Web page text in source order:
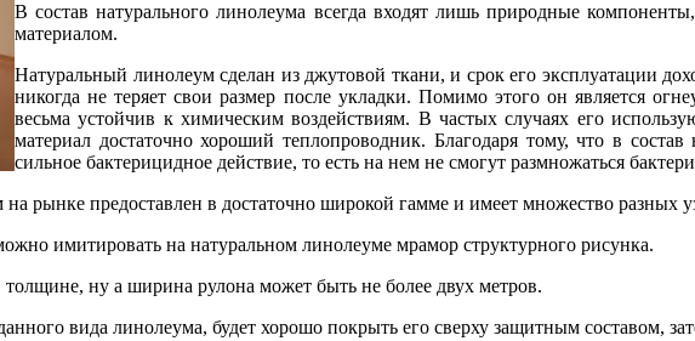
В состав натурального линолеума всегда входят лишь природные
материалом.
Натуральный линолеум сделан из джутовой ткани, и срок его эксплуатации
никогда не теряет свои размер после укладки. Помимо этого он является
весьма устойчив к химическим воздействиям. В частых случаях его
материал достаточно хороший теплопроводник. Благодаря тому, что в
сильное бактерицидное действие, то есть на нем не смогут размножаться
рынке предоставлен в достаточно широкой гамме и имеет множество разных
имитировать на натуральном линолеуме мрамор структурного рисунка.
толщине, ну а ширина рулона может быть не более двух метров.
вида линолеума, будет хорошо покрыть его сверху защитным составом,